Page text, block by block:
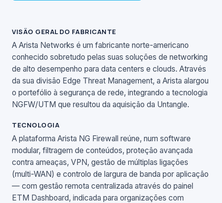
VISÃO GERAL DO FABRICANTE
A Arista Networks é um fabricante norte-americano
conhecido sobretudo pelas suas soluções de networking
de alto desempenho para data centers e clouds. Através
da sua divisão Edge Threat Management, a Arista alargou
o portefólio à segurança de rede, integrando a tecnologia
NGFW/UTM que resultou da aquisição da Untangle.
TECNOLOGIA
A plataforma Arista NG Firewall reúne, num software
modular, filtragem de conteúdos, proteção avançada
contra ameaças, VPN, gestão de múltiplas ligações
(multi-WAN) e controlo de largura de banda por aplicação
— com gestão remota centralizada através do painel
ETM Dashboard, indicada para organizações com